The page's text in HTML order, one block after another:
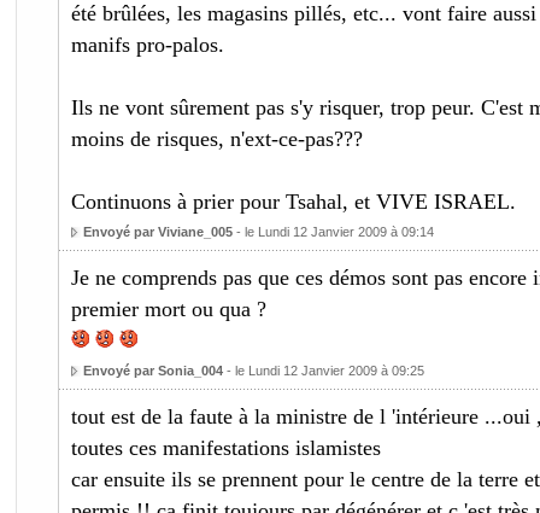
été brûlées, les magasins pillés, etc... vont faire
manifs pro-palos.
Ils ne vont sûrement pas s'y risquer, trop peur. C'est
moins de risques, n'ext-ce-pas???
Continuons à prier pour Tsahal, et VIVE ISRAEL.
Envoyé par Viviane_005- le Lundi 12 Janvier 2009 à 09:14
Je ne comprends pas que ces démos sont pas
premier mort ou qua ?
Envoyé par Sonia_004- le Lundi 12 Janvier 2009 à 09:25
tout est de la faute à la ministre de l 'intérieure
toutes ces manifestations islamistes
car ensuite ils se prennent pour le centre de la terre